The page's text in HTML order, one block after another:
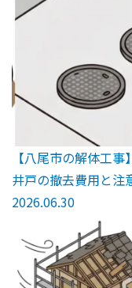
【八尾市の解体工
井戸の撤去費用と注
2026.06.30